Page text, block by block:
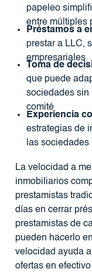
papeleo
entre múltiples
Préstamos a
prestar a LLC,
empresariales
Toma de
que puede
sociedades sin
comité
Experiencia
estrategias de
las sociedades
La velocidad a
inmobiliarios
prestamistas
días en cerrar
prestamistas de
pueden hacerlo
velocidad ayuda
ofertas en